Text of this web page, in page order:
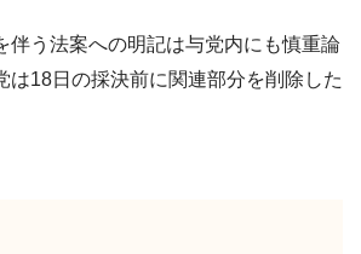
伴う法案への明記は与党内にも慎重論
は18日の採決前に関連部分を削除した